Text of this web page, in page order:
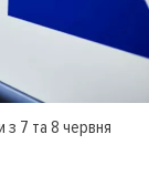
з 7 та 8 червня